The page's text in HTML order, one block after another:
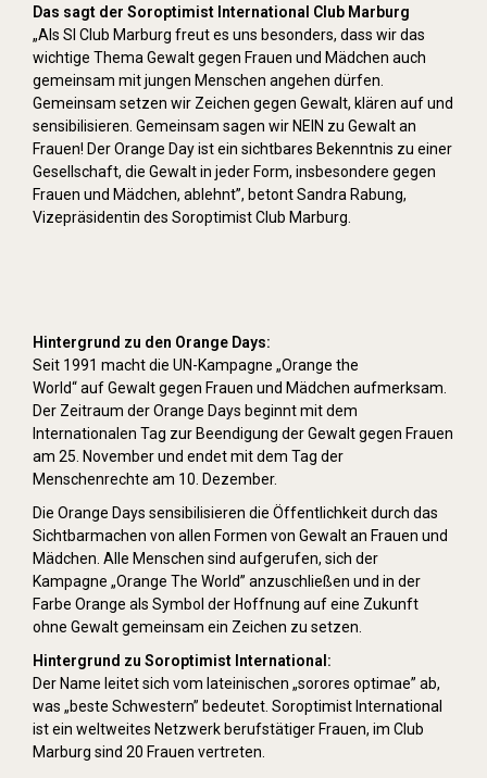
Das sagt der Soroptimist International Club Marburg
„Als SI Club Marburg freut es uns besonders, dass wir das
wichtige Thema Gewalt gegen Frauen und Mädchen auch
gemeinsam mit jungen Menschen angehen dürfen.
Gemeinsam setzen wir Zeichen gegen Gewalt, klären auf und
sensibilisieren. Gemeinsam sagen wir NEIN zu Gewalt an
Frauen! Der Orange Day ist ein sichtbares Bekenntnis zu einer
Gesellschaft, die Gewalt in jeder Form, insbesondere gegen
Frauen und Mädchen, ablehnt”, betont Sandra Rabung,
Vizepräsidentin des Soroptimist Club Marburg.
Hintergrund zu den Orange Days:
Seit 1991 macht die UN-Kampagne „Orange the
World“ auf Gewalt gegen Frauen und Mädchen aufmerksam.
Der Zeitraum der Orange Days beginnt mit dem
Internationalen Tag zur Beendigung der Gewalt gegen Frauen
am 25. November und endet mit dem Tag der
Menschenrechte am 10. Dezember.
Die Orange Days sensibilisieren die Öffentlichkeit durch das
Sichtbarmachen von allen Formen von Gewalt an Frauen und
Mädchen. Alle Menschen sind aufgerufen, sich der
Kampagne „Orange The World” anzuschließen und in der
Farbe Orange als Symbol der Hoffnung auf eine Zukunft
ohne Gewalt gemeinsam ein Zeichen zu setzen.
Hintergrund zu Soroptimist International:
Der Name leitet sich vom lateinischen „sorores optimae” ab,
was „beste Schwestern” bedeutet. Soroptimist International
ist ein weltweites Netzwerk berufstätiger Frauen, im Club
Marburg sind 20 Frauen vertreten.